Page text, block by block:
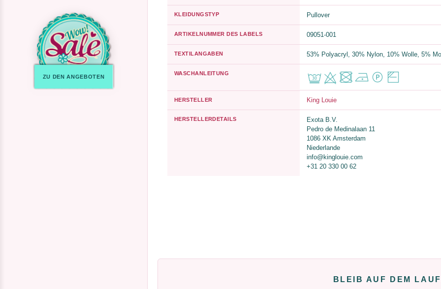
ZU DEN ANGEBOTEN
KLEIDUNGSTYP Pullover
ARTIKELNUMMER DES LABELS 09051-001
TEXTILANGABEN 53% Polyacryl, 30% Nylon, 10% Wolle, 5%
WASCHANLEITUNG
HERSTELLER King Louie
HERSTELLERDETAILS
Exota B.V.
Pedro de Medinalaan 11
1086 XK Amsterdam
Niederlande
info@kinglouie.com
+31 20 330 00 62
BLEIB AUF DEM